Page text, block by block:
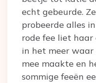
echt gebeurde.
probeerde alles
rode fee liet haar
in het meer
mee maakte en
sommige feeën